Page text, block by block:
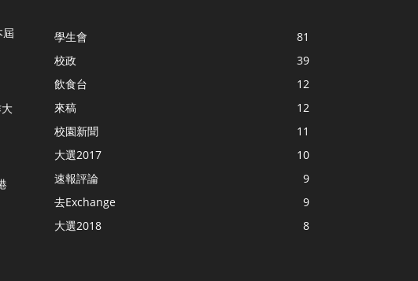
屆
大
學生會
81
校政
39
飲食台
12
來稿
12
校園新聞
11
大選2017
10
速報評論
9
去Exchange
9
大選2018
8